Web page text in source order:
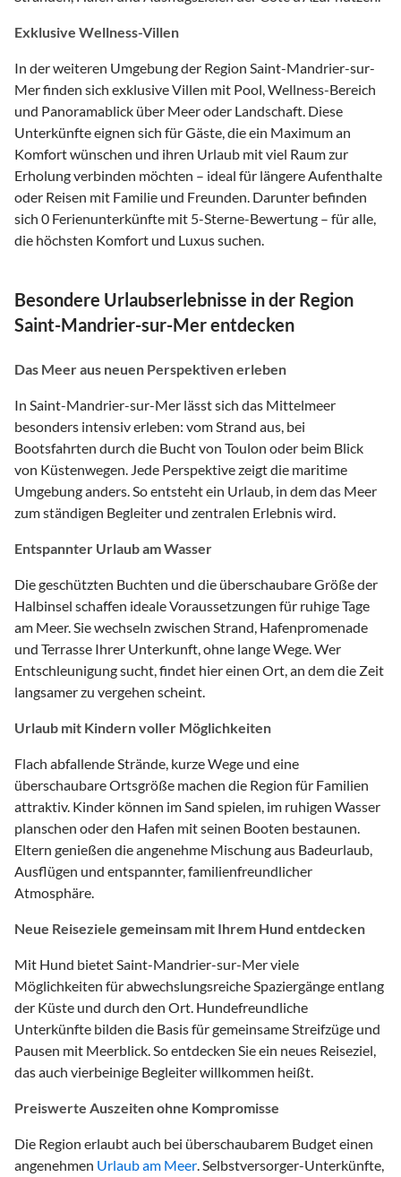
Exklusive Wellness-Villen
In der weiteren Umgebung der Region Saint-Mandrier-sur-
Mer finden sich exklusive Villen mit Pool, Wellness-Bereich
und Panoramablick über Meer oder Landschaft. Diese
Unterkünfte eignen sich für Gäste, die ein Maximum an
Komfort wünschen und ihren Urlaub mit viel Raum zur
Erholung verbinden möchten – ideal für längere Aufenthalte
oder Reisen mit Familie und Freunden. Darunter befinden
sich 0 Ferienunterkünfte mit 5-Sterne-Bewertung – für alle,
die höchsten Komfort und Luxus suchen.
Besondere Urlaubserlebnisse in der Region
Saint-Mandrier-sur-Mer entdecken
Das Meer aus neuen Perspektiven erleben
In Saint-Mandrier-sur-Mer lässt sich das Mittelmeer
besonders intensiv erleben: vom Strand aus, bei
Bootsfahrten durch die Bucht von Toulon oder beim Blick
von Küstenwegen. Jede Perspektive zeigt die maritime
Umgebung anders. So entsteht ein Urlaub, in dem das Meer
zum ständigen Begleiter und zentralen Erlebnis wird.
Entspannter Urlaub am Wasser
Die geschützten Buchten und die überschaubare Größe der
Halbinsel schaffen ideale Voraussetzungen für ruhige Tage
am Meer. Sie wechseln zwischen Strand, Hafenpromenade
und Terrasse Ihrer Unterkunft, ohne lange Wege. Wer
Entschleunigung sucht, findet hier einen Ort, an dem die Zeit
langsamer zu vergehen scheint.
Urlaub mit Kindern voller Möglichkeiten
Flach abfallende Strände, kurze Wege und eine
überschaubare Ortsgröße machen die Region für Familien
attraktiv. Kinder können im Sand spielen, im ruhigen Wasser
planschen oder den Hafen mit seinen Booten bestaunen.
Eltern genießen die angenehme Mischung aus Badeurlaub,
Ausflügen und entspannter, familienfreundlicher
Atmosphäre.
Neue Reiseziele gemeinsam mit Ihrem Hund entdecken
Mit Hund bietet Saint-Mandrier-sur-Mer viele
Möglichkeiten für abwechslungsreiche Spaziergänge entlang
der Küste und durch den Ort. Hundefreundliche
Unterkünfte bilden die Basis für gemeinsame Streifzüge und
Pausen mit Meerblick. So entdecken Sie ein neues Reiseziel,
das auch vierbeinige Begleiter willkommen heißt.
Preiswerte Auszeiten ohne Kompromisse
Die Region erlaubt auch bei überschaubarem Budget einen
angenehmen Urlaub am Meer. Selbstversorger-Unterkünfte,